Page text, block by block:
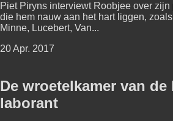
Piet Piryns interviewt Roobjee over
die hem nauw aan het hart liggen,
Minne, Lucebert, Van...
20 Apr. 2017
De wroetelkamer van de
laborant